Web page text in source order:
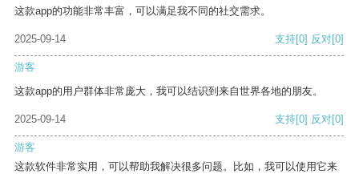
这款app的功能非常丰富，可以满足我不同的社交需求。
2025-09-14 支持[0] 反对[0]
游客
这款app的用户群体非常庞大，我可以结识到来自世界各地的朋友。
2025-09-14 支持[0] 反对[0]
游客
这款软件非常实用，可以帮助我解决很多问题。比如，我可以使用它来